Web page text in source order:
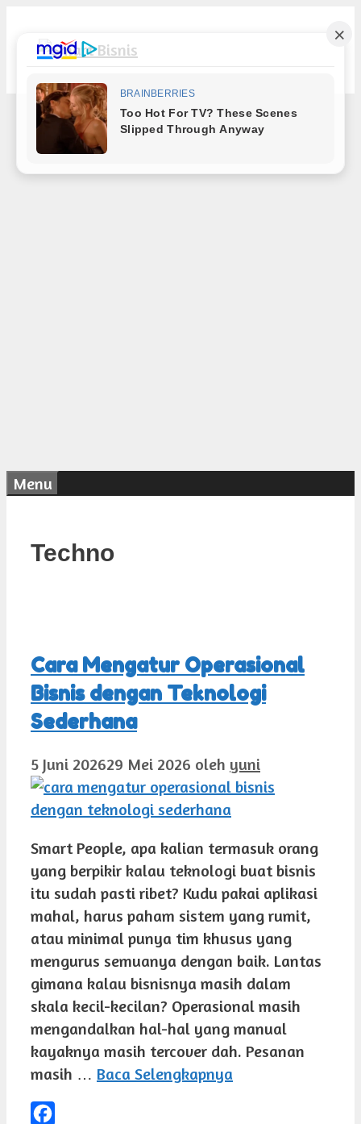
Menu
Techno
Cara Mengatur Operasional
Bisnis dengan Teknologi
Sederhana
5 Juni 202629 Mei 2026 oleh yuni
Smart People, apa kalian termasuk orang
yang berpikir kalau teknologi buat bisnis
itu sudah pasti ribet? Kudu pakai aplikasi
mahal, harus paham sistem yang rumit,
atau minimal punya tim khusus yang
mengurus semuanya dengan baik. Lantas
gimana kalau bisnisnya masih dalam
skala kecil-kecilan? Operasional masih
mengandalkan hal-hal yang manual
kayaknya masih tercover dah. Pesanan
masih … Baca Selengkapnya